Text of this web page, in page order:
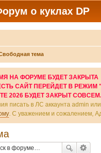
о куклах DP
тема
НА ФОРУМЕ БУДЕТ ЗАКРЫТА
САЙТ ПЕРЕЙДЕТ В РЕЖИМ
2026 БУДЕТ ЗАКРЫТ СОВСЕМ.
писать в ЛС аккаунта admin
. С уважением и сожалением,